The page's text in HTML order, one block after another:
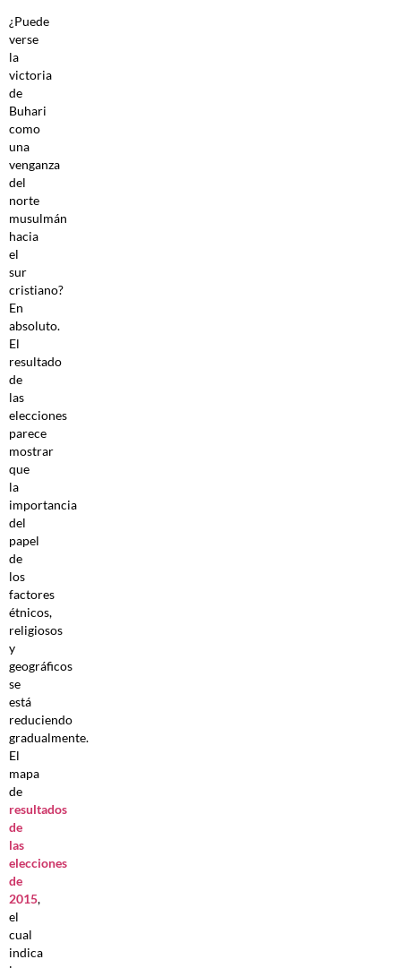
¿Puede
verse
la
victoria
de
Buhari
como
una
venganza
del
norte
musulmán
hacia
el
sur
cristiano?
En
absoluto.
El
resultado
de
las
elecciones
parece
mostrar
que
la
importancia
del
papel
de
los
factores
étnicos,
religiosos
y
geográficos
se
está
reduciendo
gradualmente.
El
mapa
de
resultados
de
las
elecciones
de
2015,
el
cual
indica